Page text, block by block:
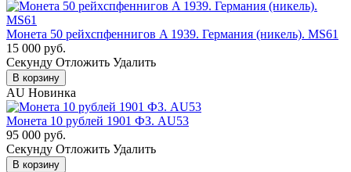
Монета 50 рейхспфеннигов A 1939. Германия (никель). MS61
15 000 руб.
Cекунду Отложить Удалить
В корзину
AU Новинка
Монета 10 рублей 1901 ФЗ. AU53
95 000 руб.
Cекунду Отложить Удалить
В корзину